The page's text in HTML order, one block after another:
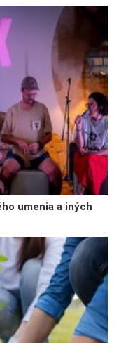
umenia a iných